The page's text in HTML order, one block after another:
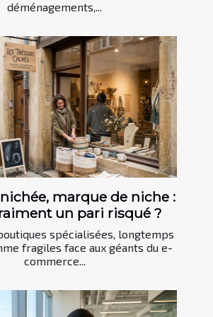
déménagements,...
marque de niche :
un pari risqué ?
spécialisées, longtemps
fragiles face aux géants du e-
commerce...